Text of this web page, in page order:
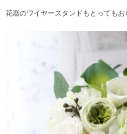
花器のワイヤースタンドもとってもお